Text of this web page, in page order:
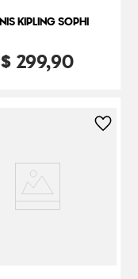
KIPLING SOPHI
299,90